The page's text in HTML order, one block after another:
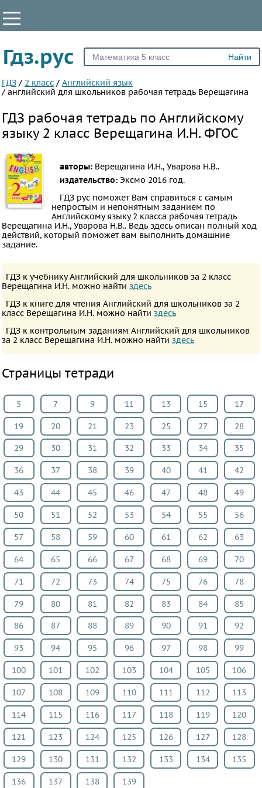
Все
1
3
4
6
7
8
10
11
ПРЕДМЕТЫ
Все
предметы
Английский
язык
Русский
Немецкий
язык
Белорусский
язык
Французский
язык
Информатика
Музыка
ИЗО
Литература
Окружающий
мир
Человек
и
мир
Технология
Испанский
язык
Казахский
язык
Мир
природы
и
человека
Гдз.рус
ГДЗ / 2 класс / Английский язык
/ английский для школьников рабочая тетрадь Верещагина
ГДЗ рабочая тетрадь по Английскому
языку 2 класс Верещагина И.Н. ФГОС
авторы: Верещагина И.Н., Уварова Н.В..
издательство: Эксмо 2016 год.
ГДЗ рус поможет Вам справиться с самым
непростым и непонятным заданием по
Английскому языку 2 класса рабочая тетрадь
Верещагина И.Н., Уварова Н.В.. Ведь здесь описан полный ход
действий, который поможет вам выполнить домашние
задание.
ГДЗ к учебнику Английский для школьников за 2 класс
Верещагина И.Н. можно найти здесь
ГДЗ к книге для чтения Английский для школьников за 2
класс Верещагина И.Н. можно найти здесь
ГДЗ к контрольным заданиям Английский для школьников
за 2 класс Верещагина И.Н. можно найти здесь
Страницы тетради
5 7 9 11 13 15 17
19 20 21 23 25 27 28
29 30 31 32 33 34 35
36 37 38 39 40 41 42
43 44 45 46 47 48 49
50 51 52 53 54 55 56
57 58 59 60 61 62 63
64 65 66 67 68 69 70
71 72 73 74 75 76 78
79 80 81 82 83 84 85
86 87 88 89 90 91 92
93 94 95 96 97 98 99
100 101 102 103 104 105 106
107 108 109 110 111 112 113
114 115 116 117 118 119 120
121 123 124 125 126 127 128
129 130 131 132 133 134 135
136 137 138 139